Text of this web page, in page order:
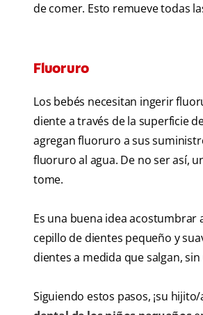
de comer. Esto remueve todas
Fluoruro
Los bebés necesitan ingerir
diente a través de la superficie
agregan fluoruro a sus
fluoruro al agua. De no ser así,
tome.
Es una buena idea
cepillo de dientes pequeño y
dientes a medida que salgan,
Siguiendo estos pasos, ¡su